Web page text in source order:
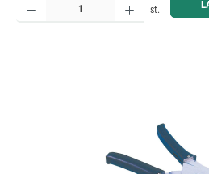
st.